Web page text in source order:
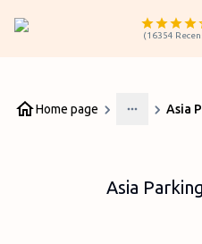
(16354
Home page
More
Asia
Asia